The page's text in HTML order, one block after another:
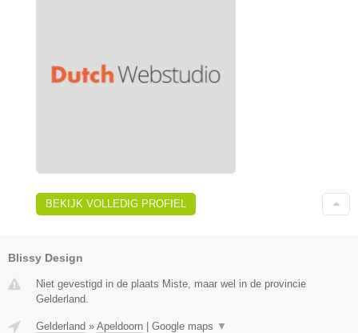
BEKIJK VOLLEDIG PROFIEL
Blissy Design
Niet gevestigd in de plaats Miste, maar wel in de provincie
Gelderland.
Gelderland » Apeldoorn Google maps ▼